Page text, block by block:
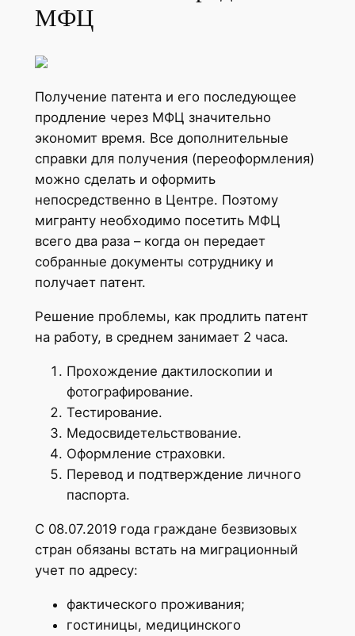
МФЦ
Получение патента и его последующее
продление через МФЦ значительно
экономит время. Все дополнительные
справки для получения (переоформления)
можно сделать и оформить
непосредственно в Центре. Поэтому
мигранту необходимо посетить МФЦ
всего два раза – когда он передает
собранные документы сотруднику и
получает патент.
Решение проблемы, как продлить патент
на работу, в среднем занимает 2 часа.
Прохождение дактилоскопии и
фотографирование.
Тестирование.
Медосвидетельствование.
Оформление страховки.
Перевод и подтверждение личного
паспорта.
С 08.07.2019 года граждане безвизовых
стран обязаны встать на миграционный
учет по адресу:
фактического проживания;
гостиницы, медицинского